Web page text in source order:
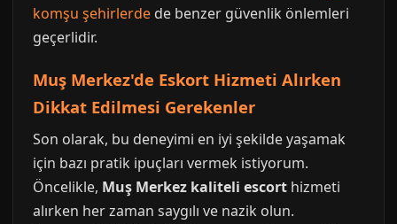
komşu şehirlerde de benzer güvenlik önlemleri
geçerlidir.
Muş Merkez'de Eskort Hizmeti Alırken
Dikkat Edilmesi Gerekenler
Son olarak, bu deneyimi en iyi şekilde yaşamak
için bazı pratik ipuçları vermek istiyorum.
Öncelikle, Muş Merkez kaliteli escort hizmeti
alırken her zaman saygılı ve nazik olun.